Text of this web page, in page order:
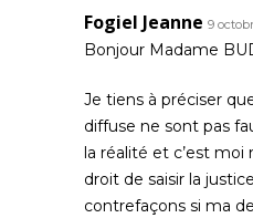
Fogiel Jeanne 9
Bonjour Madame
Je tiens à préciser
diffuse ne sont pas
la réalité et c’est
droit de saisir la
contrefaçons si ma